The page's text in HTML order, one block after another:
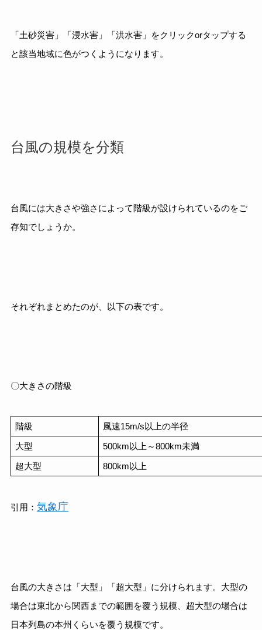
「土砂災害」「浸水害」「洪水害」をクリックorタップする
と該当地域に色がつくようになります。
台風の規模を分類
台風には大きさや強さによって階級が設けられているのをご
存知でしょうか。
それぞれまとめたのが、以下の表です。
〇大きさの階級
階級 風速15m/s以上の半径
大型 500km以上～800km未満
超大型 800km以上
引用： 気象庁
台風の大きさは「大型」「超大型」に分けられます。大型の
場合は東北から関西までの範囲を覆う規模、超大型の場合は
日本列島の本州くらいを覆う規模です。